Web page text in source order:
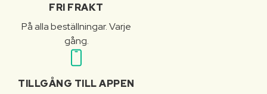
FRI FRAKT
På alla beställningar. Varje
gång.
TILLGÅNG TILL APPEN